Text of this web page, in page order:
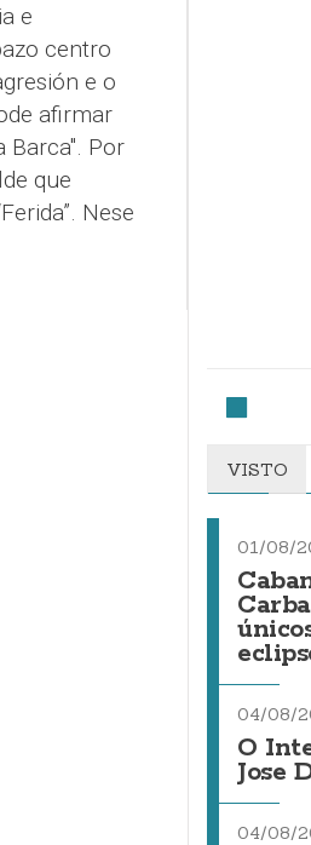
e
centro
e o
afirmar
Barca". Por
que
Nese
VISTO
01/08/
04/08/
O
Jose
04/08/